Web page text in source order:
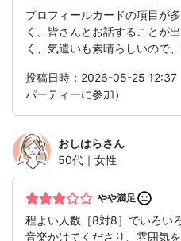
プロフィールカードの項目が
く、皆さんとお話することが
く、気遣いも素晴らしいので
投稿日時：2026-05-25 12:37
パーティーに参加）
おしはらさん
50代｜女性
やや満足
程よい人数［8対8］でいろい
音楽かけてくださり、雰囲気